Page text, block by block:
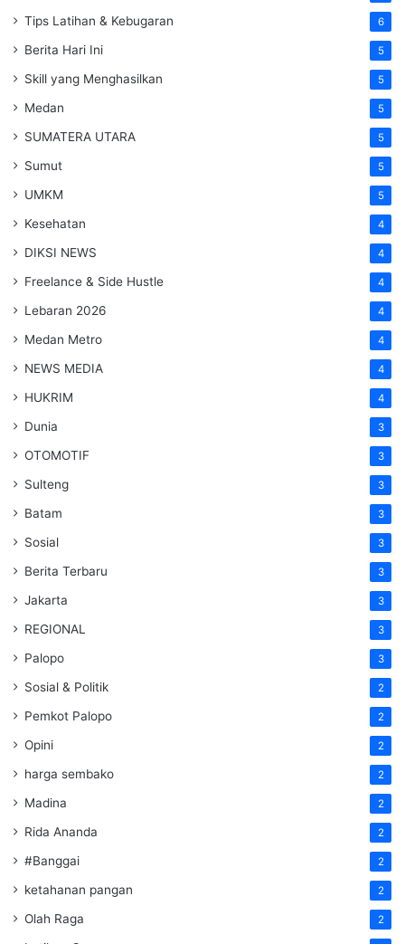
Tips Latihan & Kebugaran 6
Berita Hari Ini 5
Skill yang Menghasilkan 5
Medan 5
SUMATERA UTARA 5
Sumut 5
UMKM 5
Kesehatan 4
DIKSI NEWS 4
Freelance & Side Hustle 4
Lebaran 2026 4
Medan Metro 4
NEWS MEDIA 4
HUKRIM 4
Dunia 3
OTOMOTIF 3
Sulteng 3
Batam 3
Sosial 3
Berita Terbaru 3
Jakarta 3
REGIONAL 3
Palopo 3
Sosial & Politik 2
Pemkot Palopo 2
Opini 2
harga sembako 2
Madina 2
Rida Ananda 2
#Banggai 2
ketahanan pangan 2
Olah Raga 2